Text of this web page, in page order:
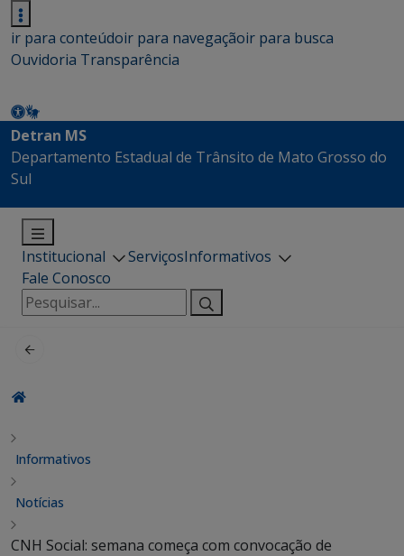
ir para conteúdoir para navegaçãoir para busca
Ouvidoria Transparência
Detran MS
Departamento Estadual de Trânsito de Mato Grosso do
Sul
Institucional ServiçosInformativos
Fale Conosco
Pesquisar
por:
Informativos
Notícias
CNH Social: semana começa com convocação de